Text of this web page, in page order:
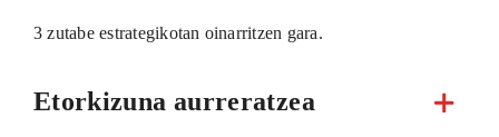
3 zutabe estrategikotan oinarritzen gara.
Etorkizuna aurreratzea